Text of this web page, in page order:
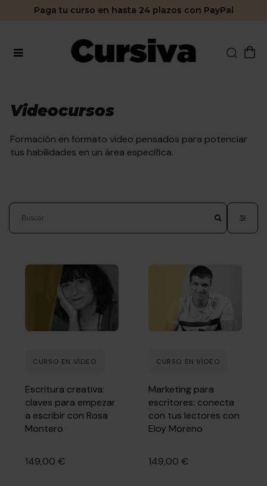
Paga tu curso en hasta 24 plazos con PayPal
Videocursos
Formación en formato vídeo pensados para potenciar
tus habilidades en un área específica.
CURSO EN VÍDEO
Escritura creativa:
claves para empezar
a escribir con Rosa
Montero
149,00 €
CURSO EN VÍDEO
Marketing para
escritores: conecta
con tus lectores con
Eloy Moreno
149,00 €